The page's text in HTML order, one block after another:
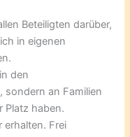
Beteiligten darüber,
in eigenen
den
sondern an Familien
Platz haben.
erhalten. Frei